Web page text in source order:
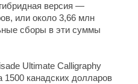
версия —
или около 3,66 млн
сборы в эти суммы
Ultimate Calligraphy
1500 канадских долларов